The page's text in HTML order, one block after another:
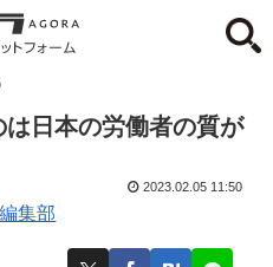
は日本の労働者の質が
集部
2023.02.05 11:50